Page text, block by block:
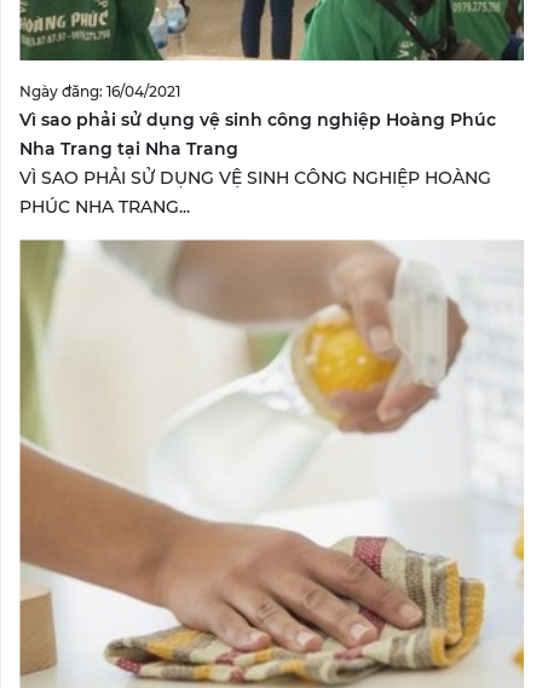
Ngày đăng: 16/04/2021
Vì sao phải sử dụng vệ sinh công nghiệp Hoàng Phúc
Nha Trang tại Nha Trang
VÌ SAO PHẢI SỬ DỤNG VỆ SINH CÔNG NGHIỆP HOÀNG
PHÚC NHA TRANG...